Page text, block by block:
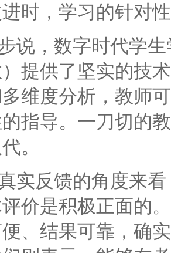
时，学习的针对
，数字时代学生
）提供了坚实的技
维度分析，教师
指导。一刀切的
。
反馈的角度来看
价是积极正面的
、结果可靠，确